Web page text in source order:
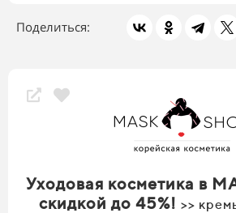
Поделиться:
Уходовая косметика в
скидкой до 45%! >>